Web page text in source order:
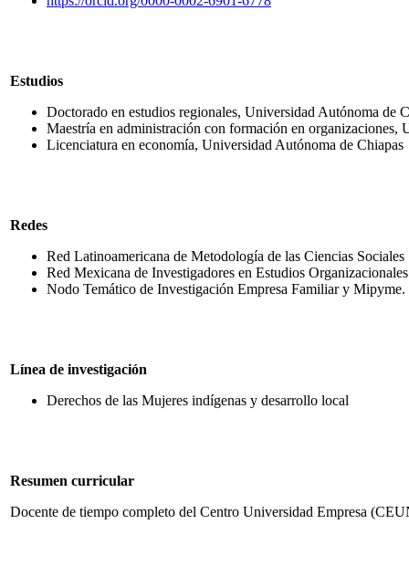
Estudios
Doctorado en estudios regionales, Universidad Autónoma de
Maestría en administración con formación en organizaciones,
Licenciatura en economía, Universidad Autónoma de Chiapas
Redes
Red Latinoamericana de Metodología de las Ciencias Sociales
Red Mexicana de Investigadores en Estudios
Nodo Temático de Investigación Empresa Familiar y Mipyme.
Línea de investigación
Derechos de las Mujeres indígenas y desarrollo local
Resumen curricular
Docente de tiempo completo del Centro Universidad Empresa